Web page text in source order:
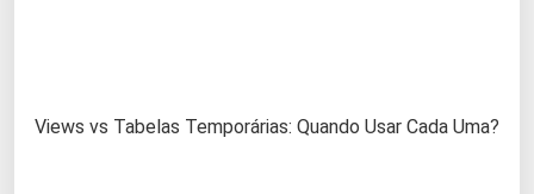
Views vs Tabelas Temporárias: Quando Usar Cada Uma?